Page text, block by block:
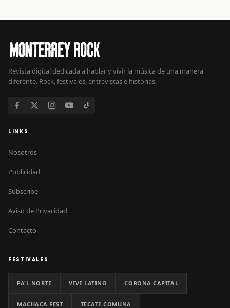
Revista digital dedicada a hablar y vivir la música de una manera
diferente. Rock, festivales, entrevistas e historias.
LINKS
Nosotros
Publicidad
Subscribe
Aviso de Privacidad
Contacto
FESTIVALES
PA'L NORTE VIVE LATINO CORONA CAPITAL
MACHACA FEST TECATE COMUNA